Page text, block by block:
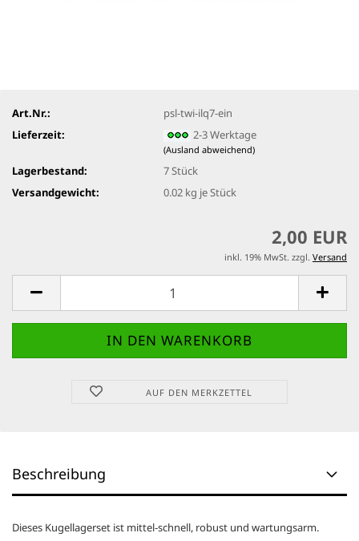
Art.Nr.:
psl-twi-ilq7-ein
Lieferzeit:
2-3 Werktage
(Ausland abweichend)
Lagerbestand: 7 Stück
Versandgewicht:
0.02 kg je Stück
2,00 EUR
inkl. 19% MwSt. zzgl. Versand
AUF DEN MERKZETTEL
Beschreibung
Dieses Kugellagerset ist mittel-schnell, robust und wartungsarm.